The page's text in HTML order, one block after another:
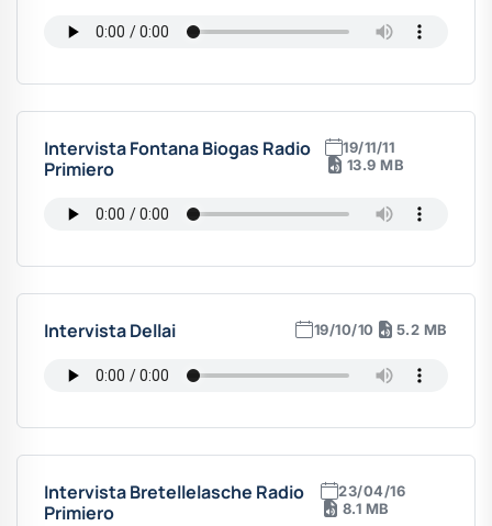
Intervista Fontana Biogas Radio
Primiero
19/11/11
13.9 MB
Intervista Dellai 19/10/10 5.2 MB
Intervista Bretellelasche Radio
Primiero
23/04/16
8.1 MB